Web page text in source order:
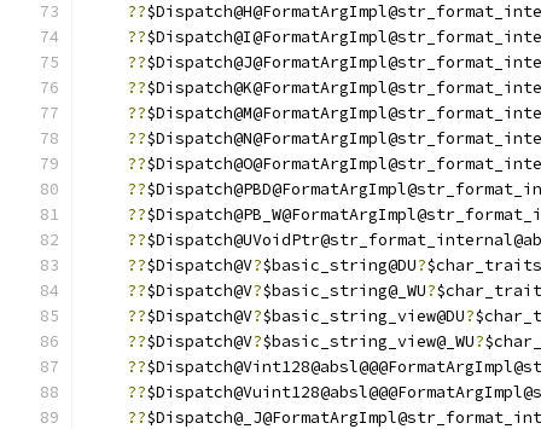
??
??
??
??
??
??
??
??
??
??
??$Dispatch@V?$basic_string@DU?
??$Dispatch@V?$basic_string@_WU?
??$Dispatch@V?$basic_string_view@DU?
??$Dispatch@V?$basic_string_view@_WU?
??
??
??